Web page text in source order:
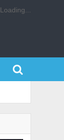
Loading...